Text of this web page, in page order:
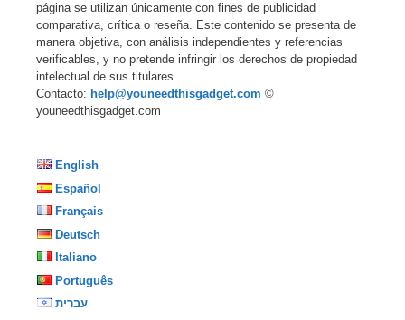
página se utilizan únicamente con fines de publicidad
comparativa, crítica o reseña. Este contenido se presenta de
manera objetiva, con análisis independientes y referencias
verificables, y no pretende infringir los derechos de propiedad
intelectual de sus titulares.
Contacto: help@youneedthisgadget.com ©
youneedthisgadget.com
English
Español
Français
Deutsch
Italiano
Português
עברית